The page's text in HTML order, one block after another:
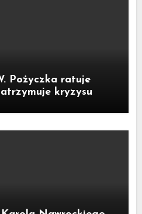
Pożyczka ratuje
kryzysu